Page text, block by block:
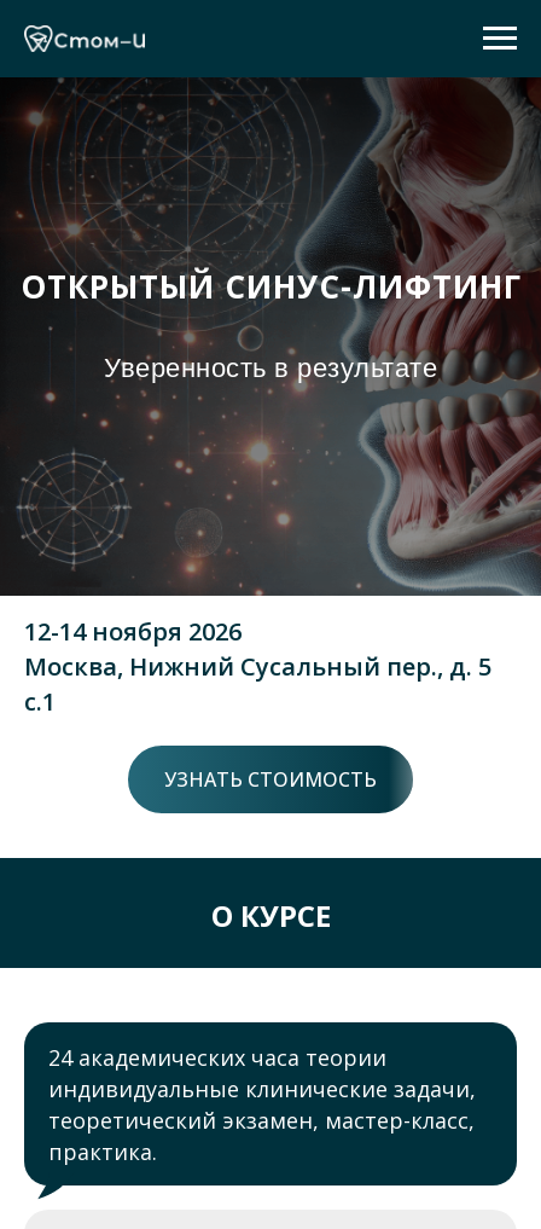
ОТКРЫТЫЙ СИНУС-ЛИФТИНГ
Уверенность в результате
12-14 ноября 2026
Москва, Нижний Сусальный пер., д. 5
с.1
УЗНАТЬ СТОИМОСТЬ
О КУРСЕ
24 академических часа теории
индивидуальные клинические задачи,
теоретический экзамен, мастер-класс,
практика.